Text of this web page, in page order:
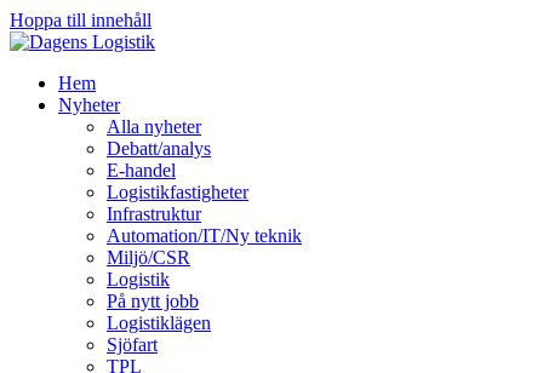
Hoppa till innehåll
Hem
Nyheter
Alla nyheter
Debatt/analys
E-handel
Logistikfastigheter
Infrastruktur
Automation/IT/Ny teknik
Miljö/CSR
Logistik
På nytt jobb
Logistiklägen
Sjöfart
TPL